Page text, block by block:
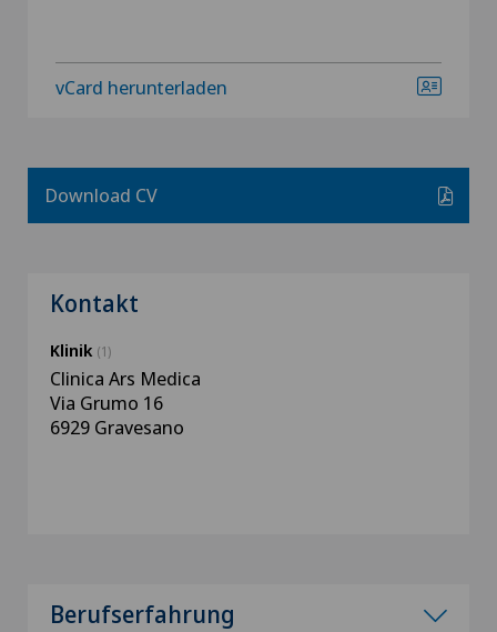
vCard herunterladen
Download CV
Kontakt
Klinik (1)
Clinica Ars Medica
Via Grumo 16
6929 Gravesano
Berufserfahrung